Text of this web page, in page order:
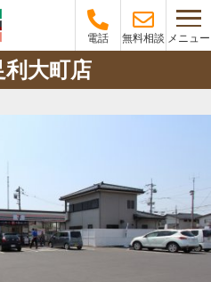
電話 無料相談 メニュー
大町店